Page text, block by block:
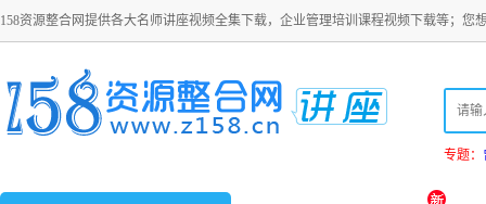
158资源整合网提供各大名师讲座视频全集下载，企业管理培训课程视频下载等；您
专题：